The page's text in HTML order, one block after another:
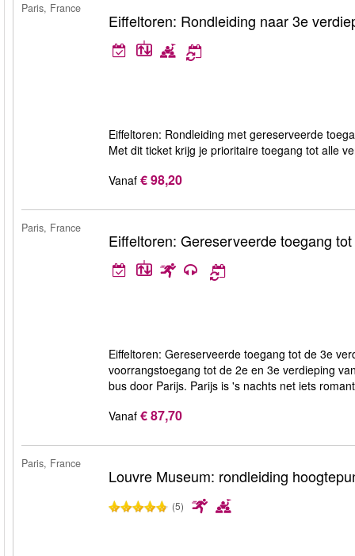
Paris, France
Eiffeltoren: Rondleiding naar 3e
Eiffeltoren: Rondleiding met gereserveerde
Met dit ticket krijg je prioritaire toegang tot alle
Vanaf € 98,20
Paris, France
Eiffeltoren: Gereserveerde toegang
Eiffeltoren: Gereserveerde toegang tot de 3e
voorrangstoegang tot de 2e en 3e verdieping
bus door Parijs. Parijs is 's nachts net iets
Vanaf € 87,70
Paris, France
Louvre Museum: rondleiding
(5)